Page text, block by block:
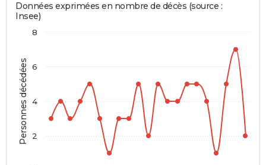
Personnes décédées
Données exprimées en nombre de décès (source :
Insee)
2
4
6
8